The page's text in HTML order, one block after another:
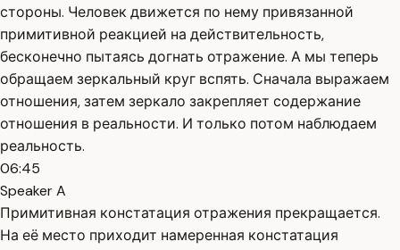
стороны. Человек движется по нему привязанной
примитивной реакцией на действительность,
бесконечно пытаясь догнать отражение. А мы теперь
обращаем зеркальный круг вспять. Сначала выражаем
отношения, затем зеркало закрепляет содержание
отношения в реальности. И только потом наблюдаем
реальность.
06:45
Speaker A
Примитивная констатация отражения прекращается.
На её место приходит намеренная констатация